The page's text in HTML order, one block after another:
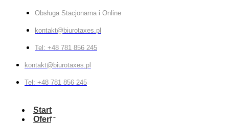
Obsługa Stacjonarna i Online
kontakt@biurotaxes.pl
Tel: +48 781 856 245
kontakt@biurotaxes.pl
Tel: +48 781 856 245
Start
Oferta